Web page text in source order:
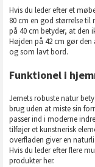
Hvis du leder efter et
80 cm en god størrelse til
på 40 cm betyder, at den
Højden på 42 cm gør
og som lavt bord.
Funktionel i
Jernets robuste natur
brug uden at miste sin
passer ind i moderne
tilføjer et kunstnerisk
overfladen giver en
Hvis du leder efter flere
produkter her.